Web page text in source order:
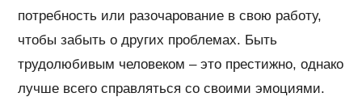
потребность или разочарование в свою работу,
чтобы забыть о других проблемах. Быть
трудолюбивым человеком – это престижно, однако
лучше всего справляться со своими эмоциями.